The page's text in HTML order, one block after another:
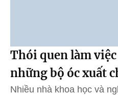
Thói quen làm
những bộ óc xuất
Nhiều nhà khoa học và